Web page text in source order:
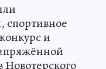
спортивное
и
Новотерского